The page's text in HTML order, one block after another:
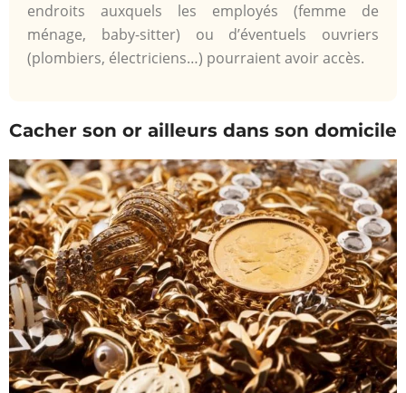
endroits auxquels les employés (femme de
ménage, baby-sitter) ou d’éventuels ouvriers
(plombiers, électriciens…) pourraient avoir accès.
Cacher son or ailleurs dans son domicile